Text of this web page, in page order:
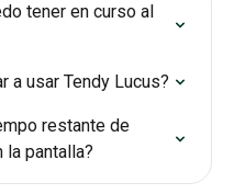
tener en curso al
a usar Tendy Lucus?
restante de
la pantalla?